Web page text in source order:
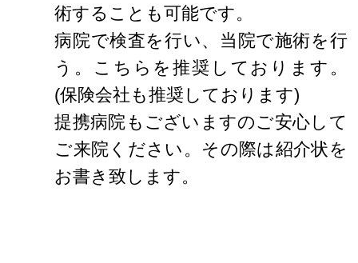
術することも可能です。
病院で検査を行い、当院で施術を行
う。こちらを推奨しております。
(保険会社も推奨しております)
提携病院もございますのご安心して
ご来院ください。その際は紹介状を
お書き致します。